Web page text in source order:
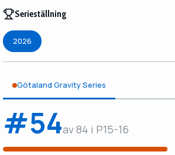
Serieställning
2026
Götaland Gravity Series
#54av 84 i P15-16